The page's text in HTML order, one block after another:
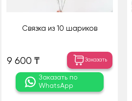
Связка из 10 шариков
9 600 ₸ Заказать
Заказать по
WhatsApp